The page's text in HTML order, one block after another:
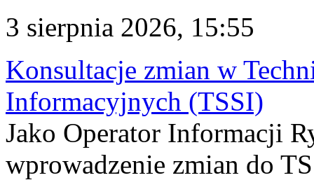
3 sierpnia 2026, 15:55
Konsultacje zmian w
Informacyjnych (TSSI)
Jako Operator Informacji
wprowadzenie zmian do